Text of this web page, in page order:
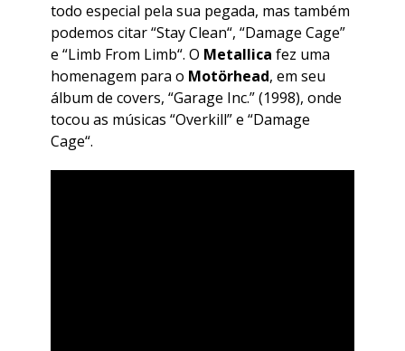
todo especial pela sua pegada, mas também
podemos citar “Stay Clean“, “Damage Cage”
e “Limb From Limb“. O Metallica fez uma
homenagem para o Motörhead, em seu
álbum de covers, “Garage Inc.” (1998), onde
tocou as músicas “Overkill” e “Damage
Cage“.